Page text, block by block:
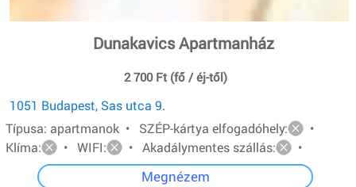
Dunakavics Apartmanház
2 700 Ft (fő / éj-től)
1051 Budapest, Sas utca 9.
Típusa: apartmanok • SZÉP-kártya elfogadóhely:
•
Klíma:
• WIFI: • Akadálymentes szállás: •
Megnézem